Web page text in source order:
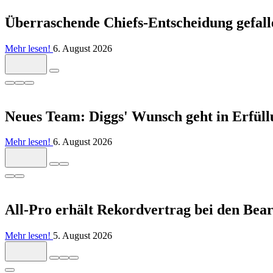
Überraschende Chiefs-Entscheidung
Mehr lesen! 6. August 2026
Neues Team: Diggs' Wunsch geht in
Mehr lesen! 6. August 2026
All-Pro erhält Rekordvertrag bei den
Mehr lesen! 5. August 2026